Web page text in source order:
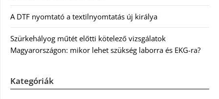
A DTF nyomtató a textilnyomtatás új királya
Szürkehályog műtét előtti kötelező vizsgálatok
Magyarországon: mikor lehet szükség laborra és EKG-ra?
Kategóriák